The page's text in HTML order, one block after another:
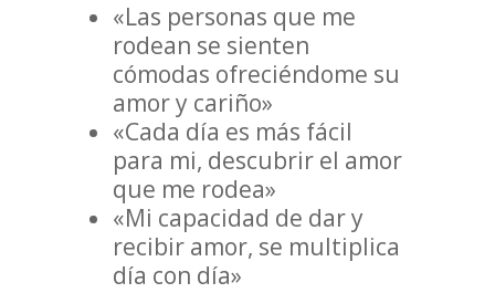
«Las personas que me
rodean se sienten
cómodas ofreciéndome su
amor y cariño»
«Cada día es más fácil
para mi, descubrir el amor
que me rodea»
«Mi capacidad de dar y
recibir amor, se multiplica
día con día»